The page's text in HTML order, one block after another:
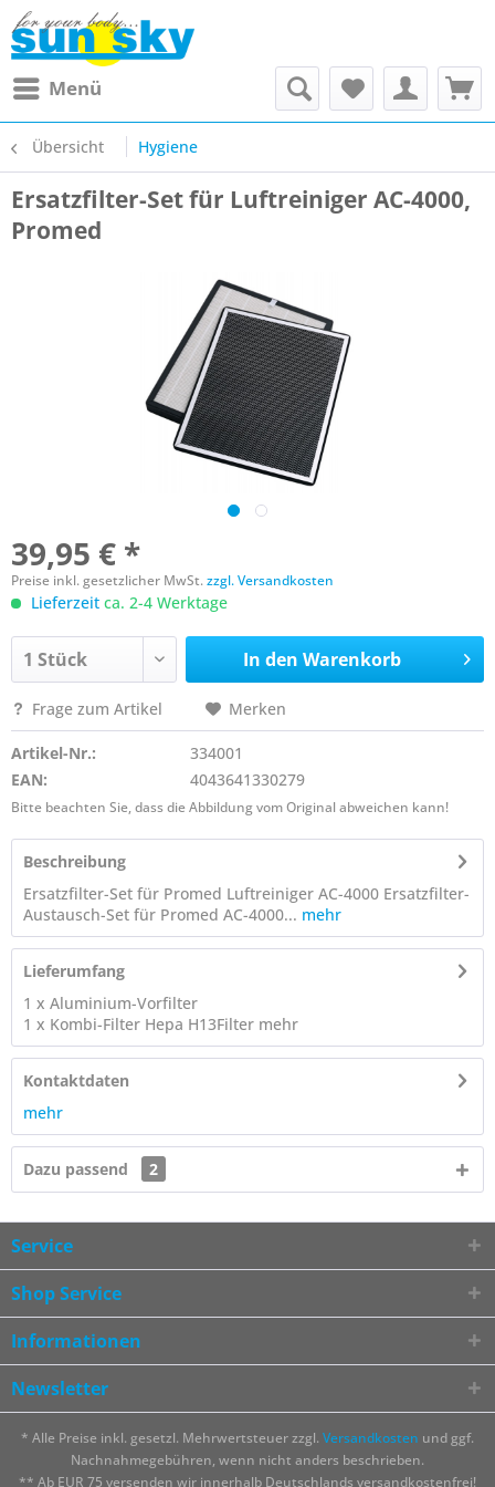
Menü
Übersicht Hygiene
Ersatzfilter-Set für Luftreiniger AC-4000,
Promed
39,95 € *
Preise inkl. gesetzlicher MwSt.zzgl. Versandkosten
Lieferzeit ca. 2-4 Werktage
In den Warenkorb
Frage zum Artikel Merken
Artikel-Nr.:
334001
EAN:
4043641330279
Bitte beachten Sie, dass die Abbildung vom Original abweichen kann!
Beschreibung
Ersatzfilter-Set für Promed Luftreiniger AC-4000 Ersatzfilter-
Austausch-Set für Promed AC-4000... mehr
Lieferumfang
1 x Aluminium-Vorfilter
1 x Kombi-Filter Hepa H13Filter mehr
Kontaktdaten
mehr
Dazu passend 2
Service
Shop Service
Informationen
Newsletter
* Alle Preise inkl. gesetzl. Mehrwertsteuer zzgl. Versandkosten und ggf.
Nachnahmegebühren, wenn nicht anders beschrieben.
** Ab EUR 75 versenden wir innerhalb Deutschlands versandkostenfrei!